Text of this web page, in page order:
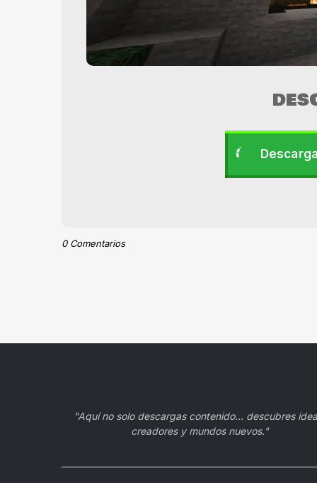
0 Comentarios
"Aquí no solo descargas contenido… descubres
creadores y mundos nuevos."